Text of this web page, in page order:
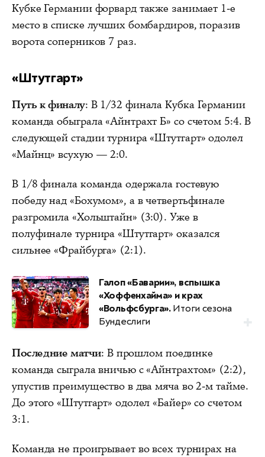
Кубке Германии форвард также занимает 1-е
место в списке лучших бомбардиров, поразив
ворота соперников 7 раз.
«Штутгарт»
Путь к финалу: В 1/32 финала Кубка Германии
команда обыграла «Айнтрахт Б» со счетом 5:4. В
следующей стадии турнира «Штутгарт» одолел
«Майнц» всухую — 2:0.
В 1/8 финала команда одержала гостевую
победу над «Бохумом», а в четвертьфинале
разгромила «Хольштайн» (3:0). Уже в
полуфинале турнира «Штутгарт» оказался
сильнее «Фрайбурга» (2:1).
Галоп «Баварии», вспышка
«Хоффенхайма» и крах
«Вольфсбурга».Итоги сезона
Бундеслиги
Последние матчи: В прошлом поединке
команда сыграла вничью с «Айнтрахтом» (2:2),
упустив преимущество в два мяча во 2-м тайме.
До этого «Штутгарт» одолел «Байер» со счетом
3:1.
Команда не проигрывает во всех турнирах на